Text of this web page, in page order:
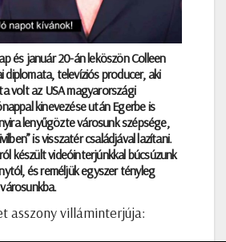
és január 20-án leköszön Colleen
diplomata, televíziós producer, aki
volt az USA magyarországi
kinevezése után Egerbe is
lenyűgözte városunk szépsége,
is visszatér családjával lazítani.
készült videóinterjúnkkal búcsúzunk
és reméljük egyszer tényleg
asszony villáminterjúja: